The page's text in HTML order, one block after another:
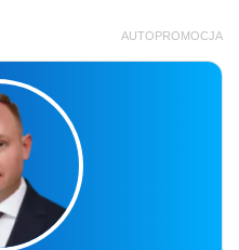
AUTOPROMOCJA